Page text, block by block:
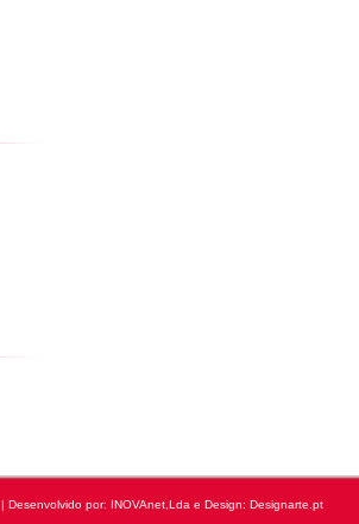
| Desenvolvido por: INOVAnet,Lda e Design: Designarte.pt